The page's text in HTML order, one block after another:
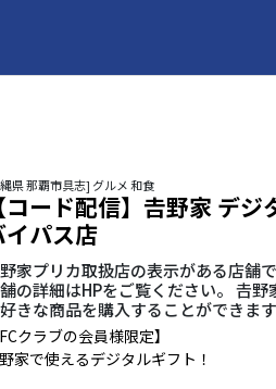
県 那覇市具志] グルメ 和食
コード配信】𠮷野家 デ
イパス店
家プリカ取扱店の表示がある店舗
の詳細はHPをご覧ください。 𠮷
きな商品を購入することができます
FCクラブの会員様限定】
家で使えるデジタルギフト！